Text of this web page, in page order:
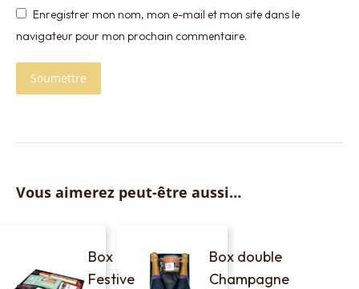
Enregistrer mon nom, mon e-mail et mon site dans le
navigateur pour mon prochain commentaire.
Vous aimerez peut-être aussi…
Box
Festive
Box double
Champagne